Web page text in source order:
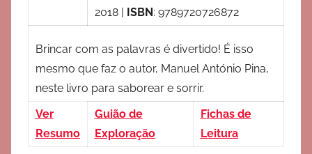
2018 | ISBN: 9789720726872
Brincar com as palavras é divertido! É isso
mesmo que faz o autor, Manuel António Pina,
neste livro para saborear e sorrir.
Ver
Resumo
Guião de
Exploração
Fichas de
Leitura